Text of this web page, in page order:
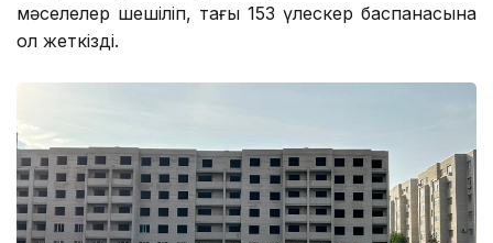
мәселелер шешіліп, тағы 153 үлескер баспанасына
қол жеткізді.